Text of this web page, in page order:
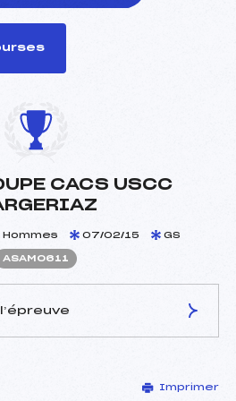
CACS USCC
Hommes 07/02/15 GS
ASAM0611
BRANCAZ FERNAND (SA)
Imprimer